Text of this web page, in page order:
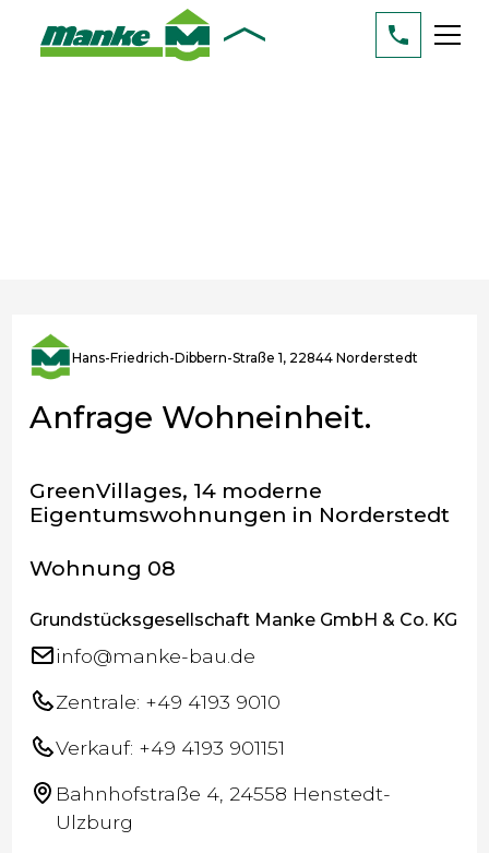
Hans-Friedrich-Dibbern-Straße 1, 22844 Norderstedt
Anfrage Wohneinheit.
GreenVillages, 14 moderne
Eigentumswohnungen in Norderstedt
Wohnung 08
Grundstücksgesellschaft Manke GmbH & Co. KG
info@manke-bau.de
Zentrale: +49 4193 9010
Verkauf: +49 4193 901151
Bahnhofstraße 4, 24558 Henstedt-
Ulzburg